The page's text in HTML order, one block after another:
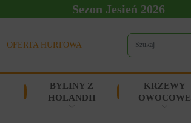
Sezon Jesień 2026
OFERTA HURTOWA
BYLINY Z
HOLANDII
KRZEWY
OWOCOWE